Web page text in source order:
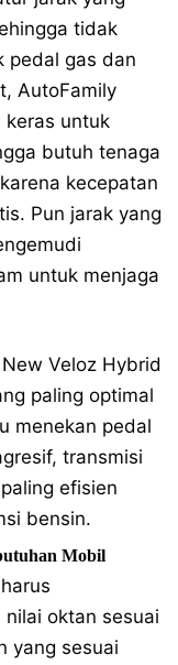
tidak
pedal gas dan
AutoFamily
keras untuk
butuh tenaga
kecepatan
Pun jarak yang
untuk menjaga
Veloz Hybrid
paling optimal
menekan pedal
transmisi
efisien
bensin.
Mobil
oktan sesuai
yang sesuai